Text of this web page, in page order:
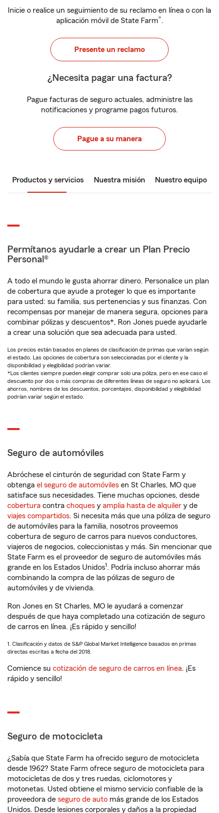
Inicie o realice un seguimiento de su reclamo en línea o con la
aplicación móvil de State Farm®.
Presente un reclamo
¿Necesita pagar una factura?
Pague facturas de seguro actuales, administre las
notificaciones y programe pagos futuros.
Pague a su manera
Productos y servicios Nuestra misión Nuestro equipo
Permítanos ayudarle a crear un Plan Precio
Personal®
A todo el mundo le gusta ahorrar dinero. Personalice un plan
de cobertura que ayude a proteger lo que es importante
para usted: su familia, sus pertenencias y sus finanzas. Con
recompensas por manejar de manera segura, opciones para
combinar pólizas y descuentos*, Ron Jones puede ayudarle
a crear una solución que sea adecuada para usted.
Los precios están basados en planes de clasificación de primas que varían según
el estado. Las opciones de cobertura son seleccionadas por el cliente y la
disponibilidad y elegibilidad podrían variar.
*Los clientes siempre pueden elegir comprar solo una póliza, pero en ese caso el
descuento por dos o más compras de diferentes líneas de seguro no aplicará. Los
ahorros, nombres de los descuentos, porcentajes, disponibilidad y elegibilidad
podrían variar según el estado.
Seguro de automóviles
Abróchese el cinturón de seguridad con State Farm y
obtenga el seguro de automóviles en St Charles, MO que
satisface sus necesidades. Tiene muchas opciones, desde
cobertura contra choques y amplia hasta de alquiler y de
viajes compartidos. Si necesita más que una póliza de seguro
de automóviles para la familia, nosotros proveemos
cobertura de seguro de carros para nuevos conductores,
viajeros de negocios, coleccionistas y más. Sin mencionar que
State Farm es el proveedor de seguro de automóviles más
grande en los Estados Unidos1. Podría incluso ahorrar más
combinando la compra de las pólizas de seguro de
automóviles y de vivienda.
Ron Jones en St Charles, MO le ayudará a comenzar
después de que haya completado una cotización de seguro
de carros en línea. ¡Es rápido y sencillo!
1. Clasificación y datos de S&P Global Market Intelligence basados en primas
directas escritas a fecha del 2018.
Comience su cotización de seguro de carros en línea. ¡Es
rápido y sencillo!
Seguro de motocicleta
¿Sabía que State Farm ha ofrecido seguro de motocicleta
desde 1962? State Farm ofrece seguro de motocicleta para
motocicletas de dos y tres ruedas, ciclomotores y
motonetas. Usted obtiene el mismo servicio confiable de la
proveedora de seguro de auto más grande de los Estados
Unidos. Desde lesiones corporales y daños a la propiedad